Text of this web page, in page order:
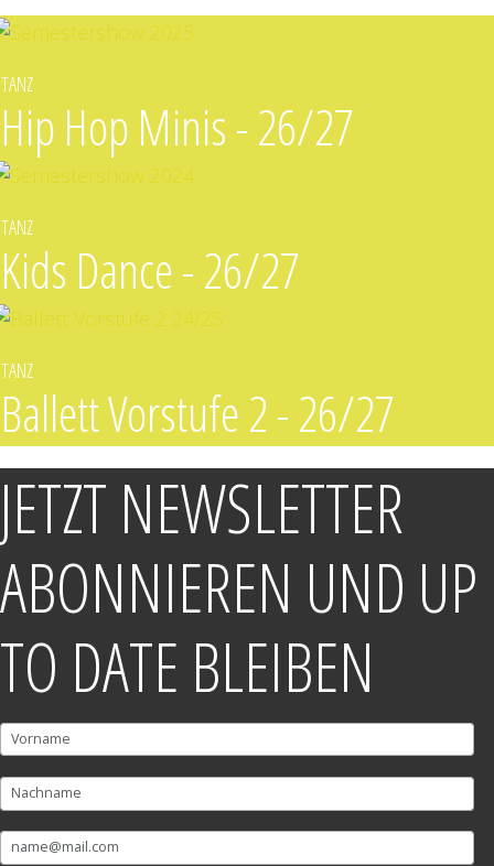
TANZ
Hip Hop Minis - 26/27
TANZ
Kids Dance - 26/27
TANZ
Ballett Vorstufe 2 - 26/27
JETZT NEWSLETTER
ABONNIEREN UND UP
TO DATE BLEIBEN